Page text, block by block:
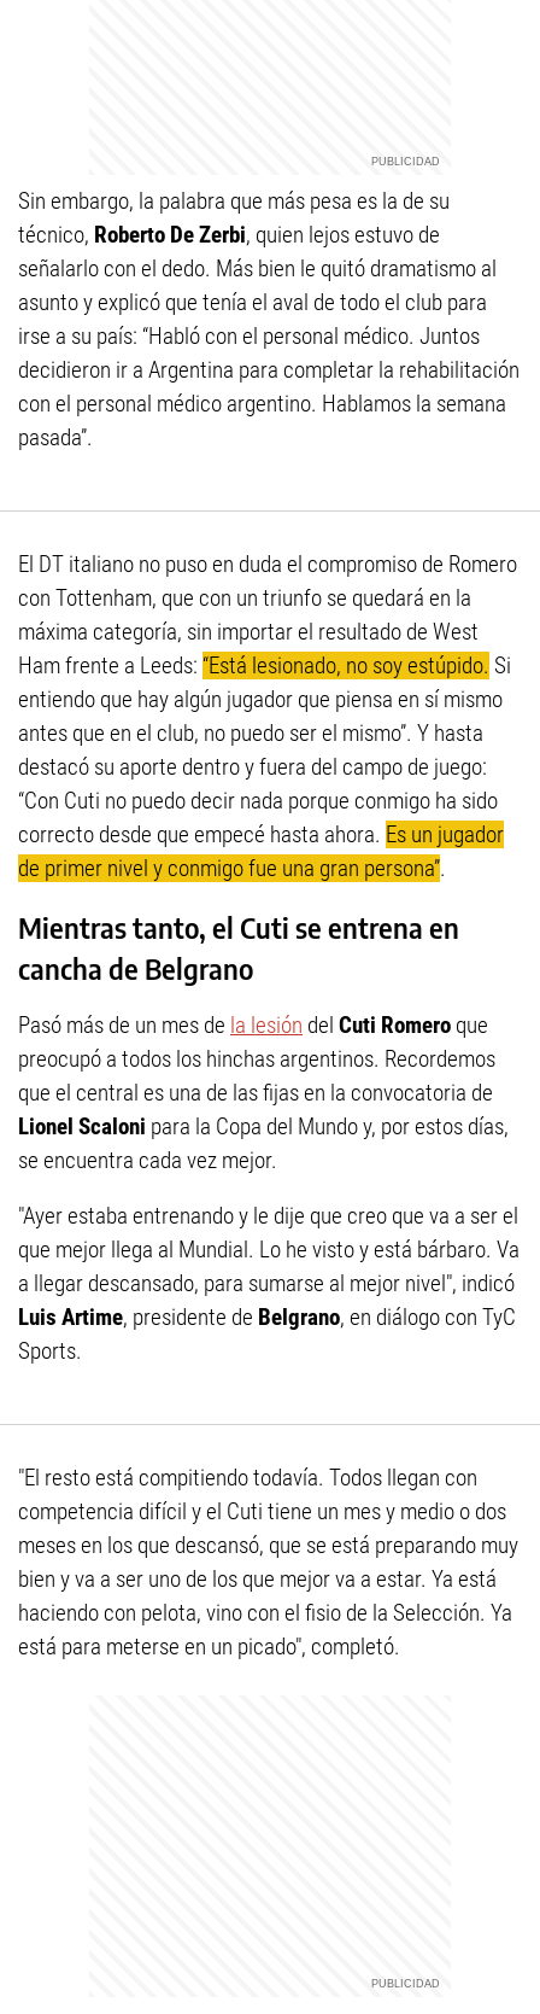
Sin embargo, la palabra que más pesa es la de su
técnico, Roberto De Zerbi, quien lejos estuvo de
señalarlo con el dedo. Más bien le quitó dramatismo al
asunto y explicó que tenía el aval de todo el club para
irse a su país: “Habló con el personal médico. Juntos
decidieron ir a Argentina para completar la rehabilitación
con el personal médico argentino. Hablamos la semana
pasada”.
El DT italiano no puso en duda el compromiso de Romero
con Tottenham, que con un triunfo se quedará en la
máxima categoría, sin importar el resultado de West
Ham frente a Leeds: “Está lesionado, no soy estúpido. Si
entiendo que hay algún jugador que piensa en sí mismo
antes que en el club, no puedo ser el mismo”. Y hasta
destacó su aporte dentro y fuera del campo de juego:
“Con Cuti no puedo decir nada porque conmigo ha sido
correcto desde que empecé hasta ahora. Es un jugador
de primer nivel y conmigo fue una gran persona”.
Mientras tanto, el Cuti se entrena en
cancha de Belgrano
Pasó más de un mes de la lesión del Cuti Romero que
preocupó a todos los hinchas argentinos. Recordemos
que el central es una de las fijas en la convocatoria de
Lionel Scaloni para la Copa del Mundo y, por estos días,
se encuentra cada vez mejor.
"Ayer estaba entrenando y le dije que creo que va a ser el
que mejor llega al Mundial. Lo he visto y está bárbaro. Va
a llegar descansado, para sumarse al mejor nivel", indicó
Luis Artime, presidente de Belgrano, en diálogo con TyC
Sports.
"El resto está compitiendo todavía. Todos llegan con
competencia difícil y el Cuti tiene un mes y medio o dos
meses en los que descansó, que se está preparando muy
bien y va a ser uno de los que mejor va a estar. Ya está
haciendo con pelota, vino con el fisio de la Selección. Ya
está para meterse en un picado", completó.